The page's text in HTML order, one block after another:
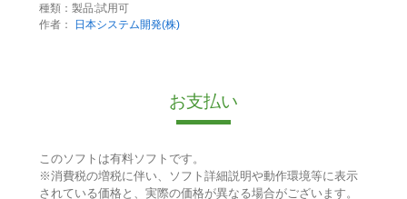
種類：製品:試用可
作者：
日本システム開発(株)
お支払い
このソフトは有料ソフトです。
※消費税の増税に伴い、ソフト詳細説明や動作環境等に表示
されている価格と、実際の価格が異なる場合がございます。